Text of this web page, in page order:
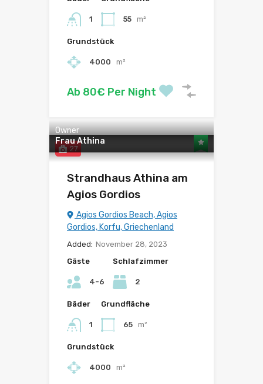
1 55 m²
Grundstück
4000 m²
Ab 80€ Per Night
27
Owner
Frau Athina
Strandhaus Athina am
Agios Gordios
Agios Gordios Beach, Agios
Gordios, Korfu, Griechenland
Added: November 28, 2023
Gäste
4-6
Schlafzimmer
2
Bäder
1
Grundfläche
65 m²
Grundstück
4000 m²